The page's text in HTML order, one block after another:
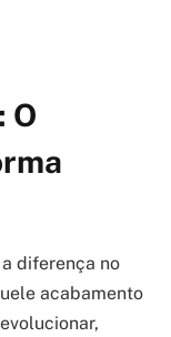
O
diferença no
acabamento